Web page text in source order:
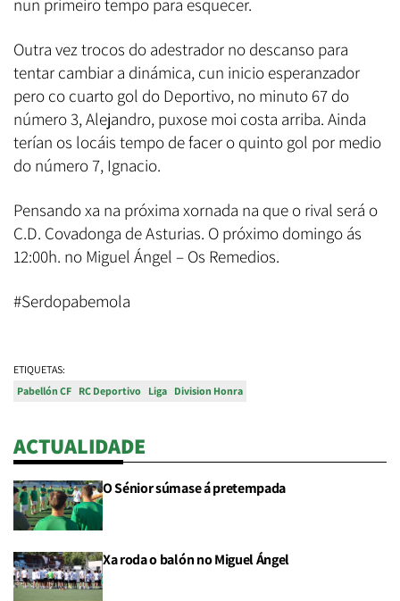
Outra vez trocos do adestrador no descanso para
tentar cambiar a dinámica, cun inicio esperanzador
pero co cuarto gol do Deportivo, no minuto 67 do
número 3, Alejandro, puxose moi costa arriba. Ainda
terían os locáis tempo de facer o quinto gol por medio
do número 7, Ignacio.
Pensando xa na próxima xornada na que o rival será o
C.D. Covadonga de Asturias. O próximo domingo ás
12:00h. no Miguel Ángel – Os Remedios.
#Serdopabemola
ETIQUETAS:
Pabellón CF RC Deportivo Liga Division Honra
ACTUALIDADE
O Sénior súmase á pretempada
Xa roda o balón no Miguel Ángel